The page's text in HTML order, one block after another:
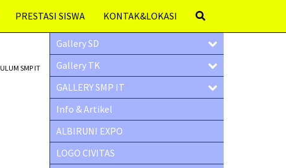
PRESTASI SISWA KONTAK&LOKASI
SMP IT
Gallery SD
Gallery TK
GALLERY SMP IT
Info & Artikel
ALBIRUNI EXPO
LOGO CIVITAS